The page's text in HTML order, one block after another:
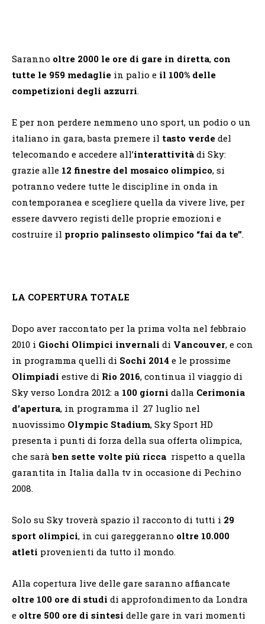
Saranno oltre 2000 le ore di gare in diretta, con
tutte le 959 medaglie in palio e il 100% delle
competizioni degli azzurri.
E per non perdere nemmeno uno sport, un podio o un
italiano in gara, basta premere il tasto verde del
telecomando e accedere all’interattività di Sky:
grazie alle 12 finestre del mosaico olimpico, si
potranno vedere tutte le discipline in onda in
contemporanea e scegliere quella da vivere live, per
essere davvero registi delle proprie emozioni e
costruire il proprio palinsesto olimpico “fai da te’’.
LA COPERTURA TOTALE
Dopo aver raccontato per la prima volta nel febbraio
2010 i Giochi Olimpici invernali di Vancouver, e con
in programma quelli di Sochi 2014 e le prossime
Olimpiadi estive di Rio 2016, continua il viaggio di
Sky verso Londra 2012: a 100 giorni dalla Cerimonia
d’apertura, in programma il 27 luglio nel
nuovissimo Olympic Stadium, Sky Sport HD
presenta i punti di forza della sua offerta olimpica,
che saràben sette volte più ricca rispetto a quella
garantita in Italia dalla tv in occasione di Pechino
2008.
Solo su Sky troverà spazio il racconto di tutti i 29
sport olimpici, in cui gareggeranno oltre 10.000
atleti provenienti da tutto il mondo.
Alla copertura live delle gare saranno affiancate
oltre 100 ore di studi di approfondimento da Londra
e oltre 500 ore di sintesi delle gare in vari momenti